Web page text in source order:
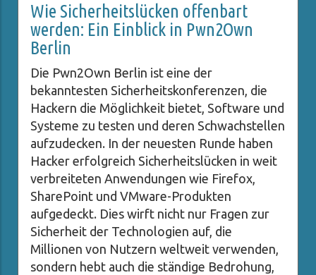
Wie Sicherheitslücken offenbart
werden: Ein Einblick in Pwn2Own
Berlin
Die Pwn2Own Berlin ist eine der
bekanntesten Sicherheitskonferenzen, die
Hackern die Möglichkeit bietet, Software und
Systeme zu testen und deren Schwachstellen
aufzudecken. In der neuesten Runde haben
Hacker erfolgreich Sicherheitslücken in weit
verbreiteten Anwendungen wie Firefox,
SharePoint und VMware-Produkten
aufgedeckt. Dies wirft nicht nur Fragen zur
Sicherheit der Technologien auf, die
Millionen von Nutzern weltweit verwenden,
sondern hebt auch die ständige Bedrohung,